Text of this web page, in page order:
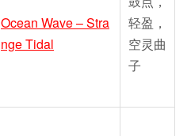
Ocean Wave – Stra
nge Tidal
轻盈，
空灵曲
子